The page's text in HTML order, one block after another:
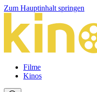
Zum Hauptinhalt springen
Filme
Kinos